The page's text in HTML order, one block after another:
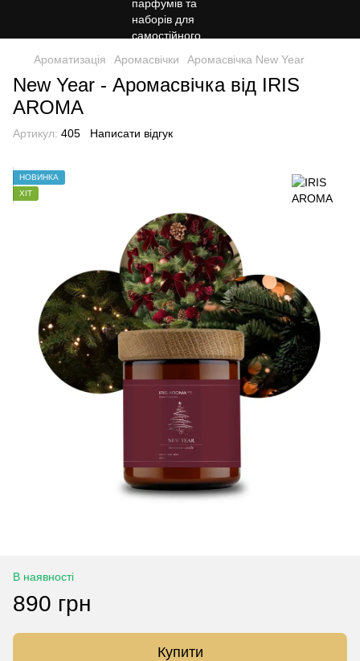
Ароматизація Аромасвічки Аромасвічка New Year
New Year - Аромасвічка від IRIS
AROMA
Артикул: 405 Написати відгук
НОВИНКА
ХІТ
В наявності
890 грн
Купити